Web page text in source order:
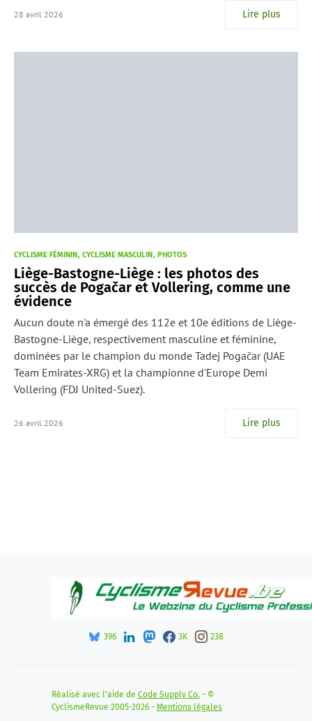
28 avril 2026 Lire plus
CYCLISME FÉMININ CYCLISME MASCULIN PHOTOS
Liège-Bastogne-Liège : les photos des
succès de Pogačar et Vollering, comme une
évidence
Aucun doute n'a émergé des 112e et 10e éditions de Liège-
Bastogne-Liège, respectivement masculine et féminine,
dominées par le champion du monde Tadej Pogačar (UAE
Team Emirates-XRG) et la championne d'Europe Demi
Vollering (FDJ United-Suez).
26 avril 2026 Lire plus
396 3K 238
Réalisé avec l'aide de Code Supply Co. - ©
CyclismeRevue 2005-2026 - Mentions légales